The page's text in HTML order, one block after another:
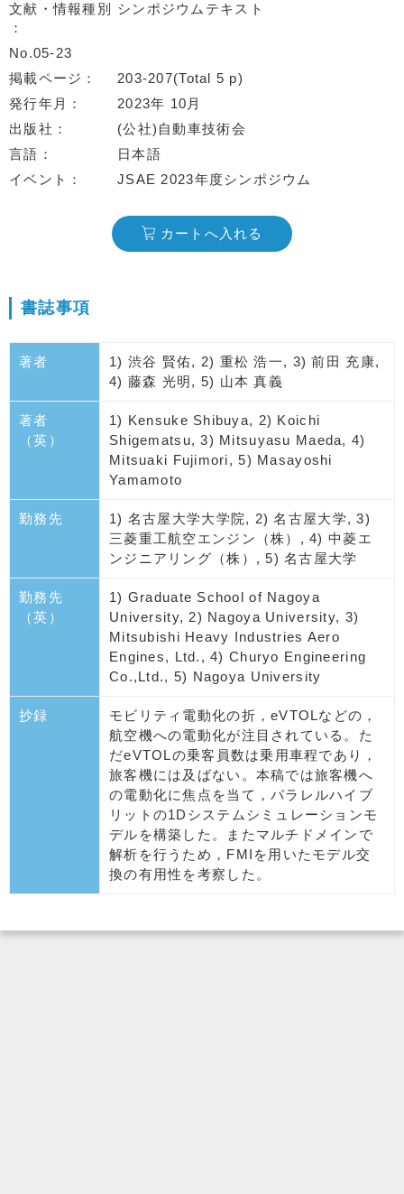
文献・情報種別
シンポジウムテキスト
No.05-23
掲載ページ
203-207(Total 5 p)
発行年月
2023年 10月
出版社
(公社)自動車技術会
言語
日本語
イベント
JSAE 2023年度シンポジウム
カートへ入れる
書誌事項
著者
1) 渋谷 賢佑, 2) 重松 浩一, 3) 前田 充康,
4) 藤森 光明, 5) 山本 真義
著者
（英）
1) Kensuke Shibuya, 2) Koichi
Shigematsu, 3) Mitsuyasu Maeda, 4)
Mitsuaki Fujimori, 5) Masayoshi
Yamamoto
勤務先
1) 名古屋大学大学院, 2) 名古屋大学, 3)
三菱重工航空エンジン（株）, 4) 中菱エ
ンジニアリング（株）, 5) 名古屋大学
勤務先
（英）
1) Graduate School of Nagoya
University, 2) Nagoya University, 3)
Mitsubishi Heavy Industries Aero
Engines, Ltd., 4) Churyo Engineering
Co.,Ltd., 5) Nagoya University
抄録
モビリティ電動化の折，eVTOLなどの，
航空機への電動化が注目されている。た
だeVTOLの乗客員数は乗用車程であり，
旅客機には及ばない。本稿では旅客機へ
の電動化に焦点を当て，パラレルハイブ
リットの1Dシステムシミュレーションモ
デルを構築した。またマルチドメインで
解析を行うため，FMIを用いたモデル交
換の有用性を考察した。